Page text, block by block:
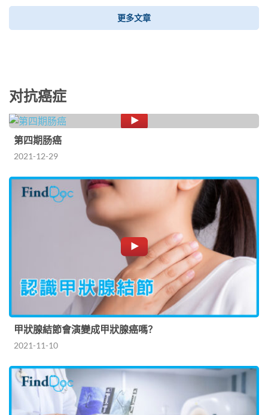
更多文章
对抗癌症
第四期肠癌
2021-12-29
甲狀腺結節會演變成甲狀腺癌嗎？
2021-11-10